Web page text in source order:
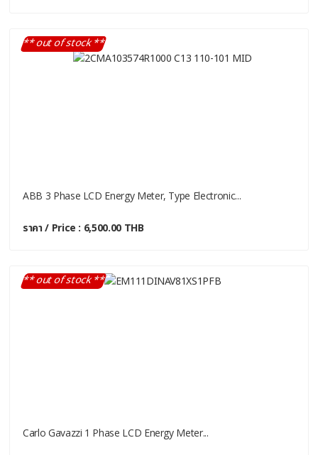
** out of stock **
ABB 3 Phase LCD Energy Meter, Type Electronic...
ราคา / Price : 6,500.00 THB
** out of stock **
Carlo Gavazzi 1 Phase LCD Energy Meter...